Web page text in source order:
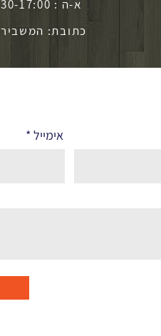
א-ה : 07:30-17:00 , יום ו: 08:00-12:30
כתובת: המשביר 15, אזור התעשייה, חולון
אימייל